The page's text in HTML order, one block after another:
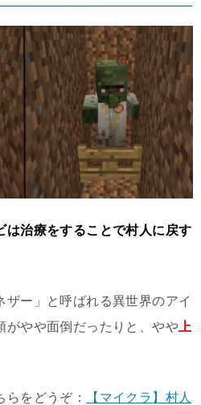
は治療をすることで村人に戻す
ザー」と呼ばれる異世界のアイ
がやや面倒だったりと、やや 上
をどうぞ：
【マイクラ】村人